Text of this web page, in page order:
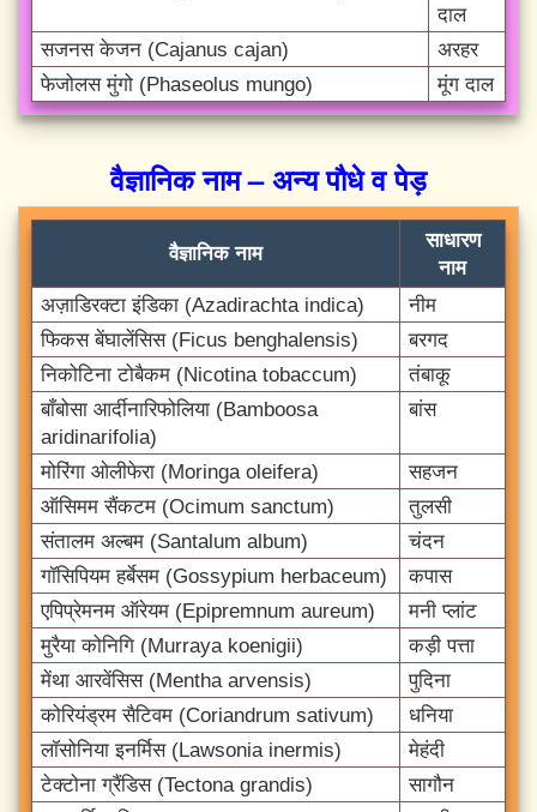
दाल
सजनस केजन (Cajanus cajan)
अरहर
फेजोलस मुंगो (Phaseolus mungo)
मूंग दाल
वैज्ञानिक नाम – अन्य पौधे व पेड़
वैज्ञानिक नाम
साधारण
नाम
अज़ाडिरक्टा इंडिका (Azadirachta indica)
नीम
फिकस बेंघालेंसिस (Ficus benghalensis)
बरगद
निकोटिना टोबैकम (Nicotina tobaccum)
तंबाकू
बाँबोसा आर्दीनारिफोलिया (Bamboosa
aridinarifolia)
बांस
मोरिंगा ओलीफेरा (Moringa oleifera)
सहजन
ऑसिमम सैंकटम (Ocimum sanctum)
तुलसी
संतालम अल्बम (Santalum album)
चंदन
गॉसिपियम हर्बेसम (Gossypium herbaceum)
कपास
एपिप्रेमनम ऑरेयम (Epipremnum aureum)
मनी प्लांट
मुरैया कोनिगि (Murraya koenigii)
कड़ी पत्ता
मेंथा आरवेंसिस (Mentha arvensis)
पुदिना
कोरियंड्रम सैटिवम (Coriandrum sativum)
धनिया
लॉसोनिया इनर्मिस (Lawsonia inermis)
मेहंदी
टेक्टोना ग्रैंडिस (Tectona grandis)
सागौन